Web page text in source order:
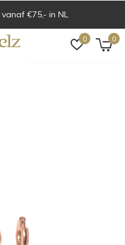
0 0
€75,- in NL